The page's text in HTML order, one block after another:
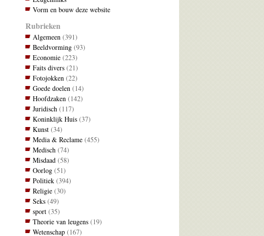
Vorm en bouw deze website
Rubrieken
Algemeen(391)
Beeldvorming(93)
Economie(223)
Faits divers(21)
Fotojokken(22)
Goede doelen(14)
Hoofdzaken(142)
Juridisch(117)
Koninklijk Huis(37)
Kunst(34)
Media & Reclame(455)
Medisch(74)
Misdaad(58)
Oorlog(51)
Politiek(394)
Religie(30)
Seks(49)
sport(35)
Theorie van leugens(19)
Wetenschap(167)